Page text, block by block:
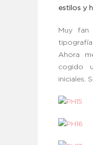
estilos y
Muy
Ahora
cogido
iniciales.